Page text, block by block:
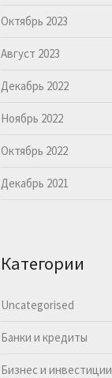
Октябрь 2023
Август 2023
Декабрь 2022
Ноябрь 2022
Октябрь 2022
Декабрь 2021
Категории
Uncategorised
Банки и кредиты
Бизнес и инвестиции